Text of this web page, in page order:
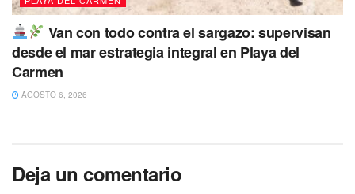
Van con todo contra el sargazo: supervisan
desde el mar estrategia integral en Playa del
Carmen
AGOSTO 6, 2026
Deja un comentario